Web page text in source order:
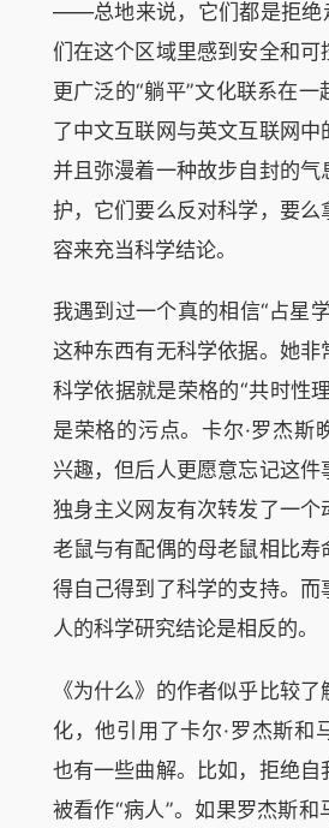
——总地来说，它们都是拒绝
们在这个区域里感到安全和可
更广泛的“躺平”文化联系在
了中文互联网与英文互联网中
并且弥漫着一种故步自封的气
护，它们要么反对科学，要么
容来充当科学结论。
我遇到过一个真的相信“占星
这种东西有无科学依据。她非
科学依据就是荣格的“共时
是荣格的污点。卡尔·罗杰斯
兴趣，但后人更愿意忘记这件
独身主义网友有次转发了一个
老鼠与有配偶的母老鼠相比寿
得自己得到了科学的支持。而
人的科学研究结论是相反的。
《为什么》的作者似乎比较
化，他引用了卡尔·罗杰斯和
也有一些曲解。比如，拒绝自
被看作“病人”。如果罗杰斯